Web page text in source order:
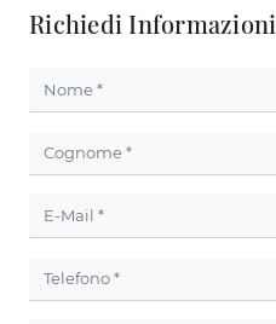
Richiedi Informazioni